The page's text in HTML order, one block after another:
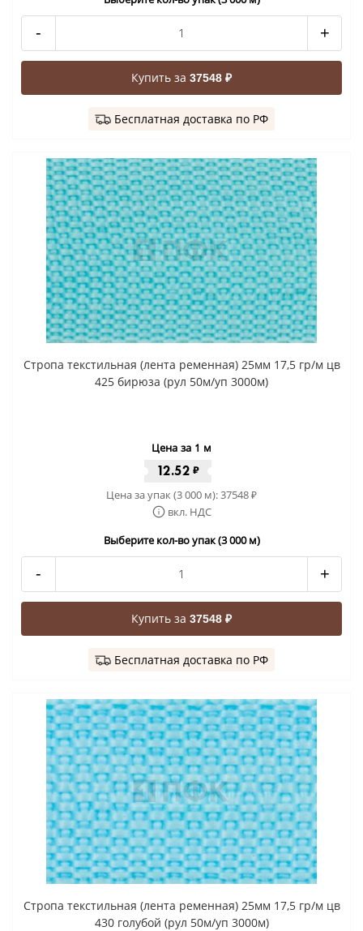
- +
Купить за 37548 ₽
Бесплатная доставка по РФ
Стропа текстильная (лента ременная) 25мм 17,5 гр/м цв
425 бирюза (рул 50м/уп 3000м)
Цена за 1 м
12.52 ₽
Цена за упак (3 000 м):37548₽
вкл. НДС
Выберите кол-во упак (3 000 м)
- +
Купить за 37548 ₽
Бесплатная доставка по РФ
Стропа текстильная (лента ременная) 25мм 17,5 гр/м цв
430 голубой (рул 50м/уп 3000м)